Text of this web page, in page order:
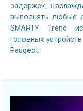
задержек,
выполнять любые
SMARTY Trend
головных
Peugeot.